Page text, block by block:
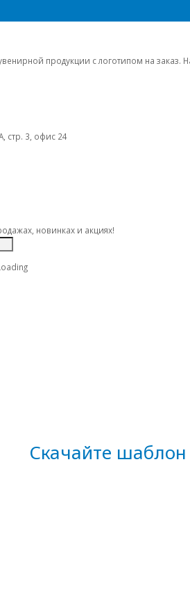
продукции с логотипом на
стр. 3, офис 24
новинках и акциях!
Скачайте